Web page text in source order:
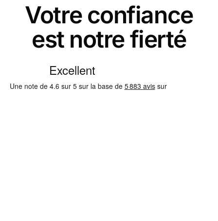
Votre confiance
est notre fierté